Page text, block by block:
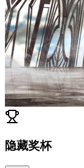
隐藏奖杯